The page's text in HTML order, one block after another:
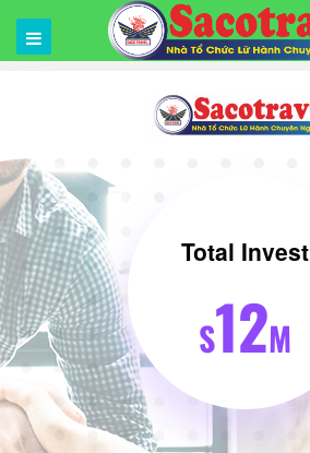
Total Invest
S12M